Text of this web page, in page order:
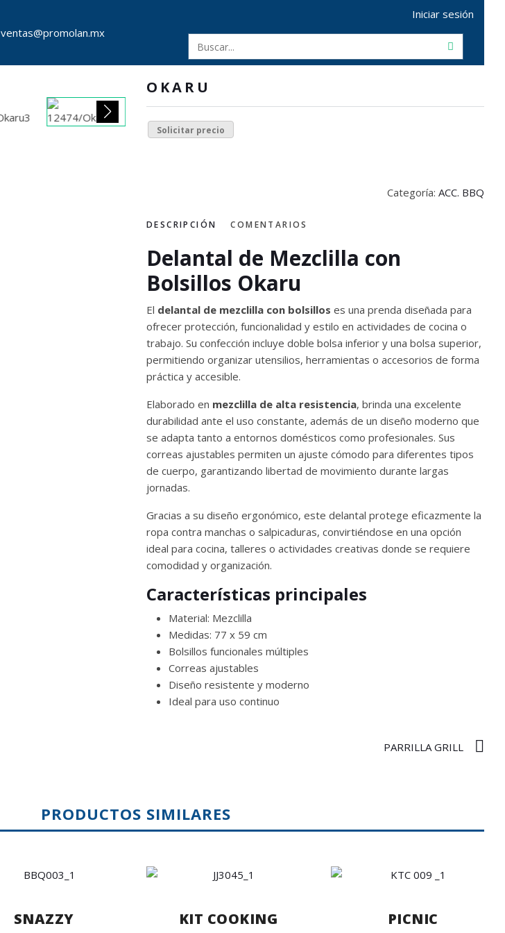
ventas@promolan.mx
Iniciar sesión
OKARU
Solicitar precio
Categoría: ACC. BBQ
DESCRIPCIÓN COMENTARIOS
Delantal de Mezclilla con
Bolsillos Okaru
El delantal de mezclilla con bolsillos es una prenda diseñada para
ofrecer protección, funcionalidad y estilo en actividades de cocina o
trabajo. Su confección incluye doble bolsa inferior y una bolsa superior,
permitiendo organizar utensilios, herramientas o accesorios de forma
práctica y accesible.
Elaborado en mezclilla de alta resistencia, brinda una excelente
durabilidad ante el uso constante, además de un diseño moderno que
se adapta tanto a entornos domésticos como profesionales. Sus
correas ajustables permiten un ajuste cómodo para diferentes tipos
de cuerpo, garantizando libertad de movimiento durante largas
jornadas.
Gracias a su diseño ergonómico, este delantal protege eficazmente la
ropa contra manchas o salpicaduras, convirtiéndose en una opción
ideal para cocina, talleres o actividades creativas donde se requiere
comodidad y organización.
Características principales
Material: Mezclilla
Medidas: 77 x 59 cm
Bolsillos funcionales múltiples
Correas ajustables
Diseño resistente y moderno
Ideal para uso continuo
PARRILLA GRILL
PRODUCTOS SIMILARES
SNAZZY KIT COOKING PICNIC